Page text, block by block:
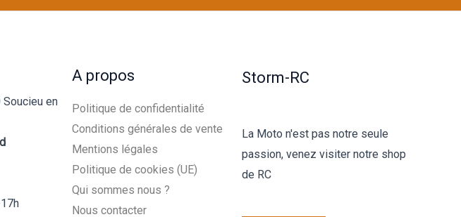
Soucieu en
A propos
Politique de confidentialité
Conditions générales de vente
Mentions légales
Politique de cookies (UE)
Qui sommes nous ?
Nous contacter
Storm-RC
La Moto n'est pas notre seule
passion, venez visiter notre shop
de RC